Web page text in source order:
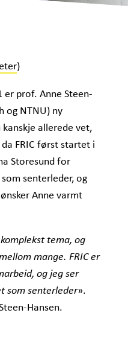
)
er prof. Anne Steen-
og NTNU) ny
kanskje allerede vet,
FRIC først startet i
Storesund for
senterleder, og
Anne varmt
tema, og
mange. FRIC er
og jeg ser
som senterleder».
Hansen.